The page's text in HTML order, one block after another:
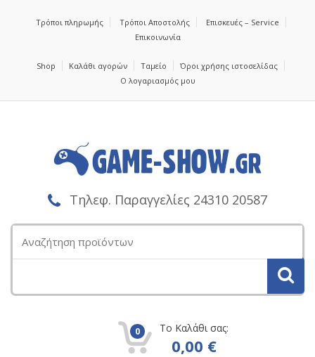
Τρόποι πληρωμής Τρόποι Αποστολής
Επισκευές – Service
Επικοινωνία
Shop Καλάθι αγορών Ταμείο
Όροι χρήσης ιστοσελίδας
Ο λογαριασμός μου
Τηλεφ. Παραγγελίες 24310 20587
για:
0 Το Καλάθι σας:
0,00 €